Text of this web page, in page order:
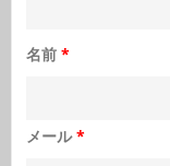
名前 *
メール*